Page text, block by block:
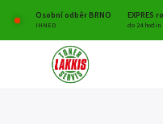
Osobní odběr BRNO EXPRES
IHNED do 24 hodin